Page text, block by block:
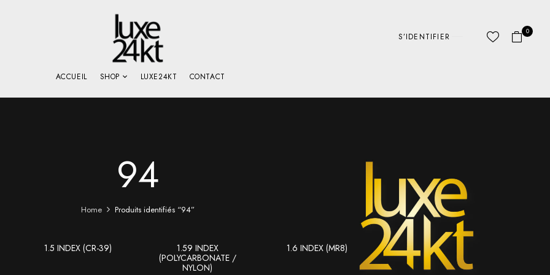
S’IDENTIFIER
0
ACCUEIL SHOP LUXE24KT CONTACT
94
Home Produits identifiés “94”
1.5 INDEX (CR-39)
1.59 INDEX
(POLYCARBONATE /
NYLON)
1.6 INDEX (MR8) ABC LINES